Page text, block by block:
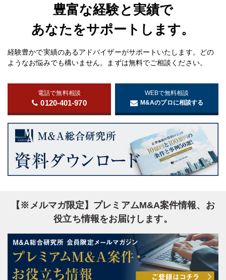
豊富な経験と実績で
あなたをサポートします。
経験豊かで実績のあるアドバイザーがサポートいたします。どの
ようなお悩みでも構いません。まずは無料でご相談ください。
電話で無料相談
0120-401-970
WEBで無料相談
M&Aのプロに相談する
【※メルマガ限定】プレミアムM&A案件情報、お
役立ち情報をお届けします。